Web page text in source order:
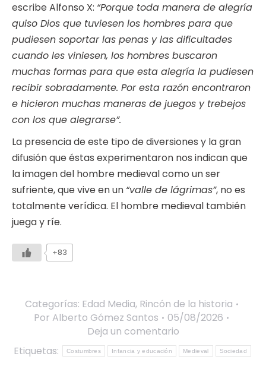
escribe Alfonso X: “Porque toda manera de alegría
quiso Dios que tuviesen los hombres para que
pudiesen soportar las penas y las dificultades
cuando les viniesen, los hombres buscaron
muchas formas para que esta alegría la pudiesen
recibir sobradamente. Por esta razón encontraron
e hicieron muchas maneras de juegos y trebejos
con los que alegrarse”.
La presencia de este tipo de diversiones y la gran
difusión que éstas experimentaron nos indican que
la imagen del hombre medieval como un ser
sufriente, que vive en un “valle de lágrimas”, no es
totalmente verídica. El hombre medieval también
juega y ríe.
+83
Categorías: Edad Media, Rincón de la historia
Por Alberto Gómez Santos
05/08/2026
Deja un comentario
Etiquetas:
Costumbres Infancia y educación Medieval Sociedad